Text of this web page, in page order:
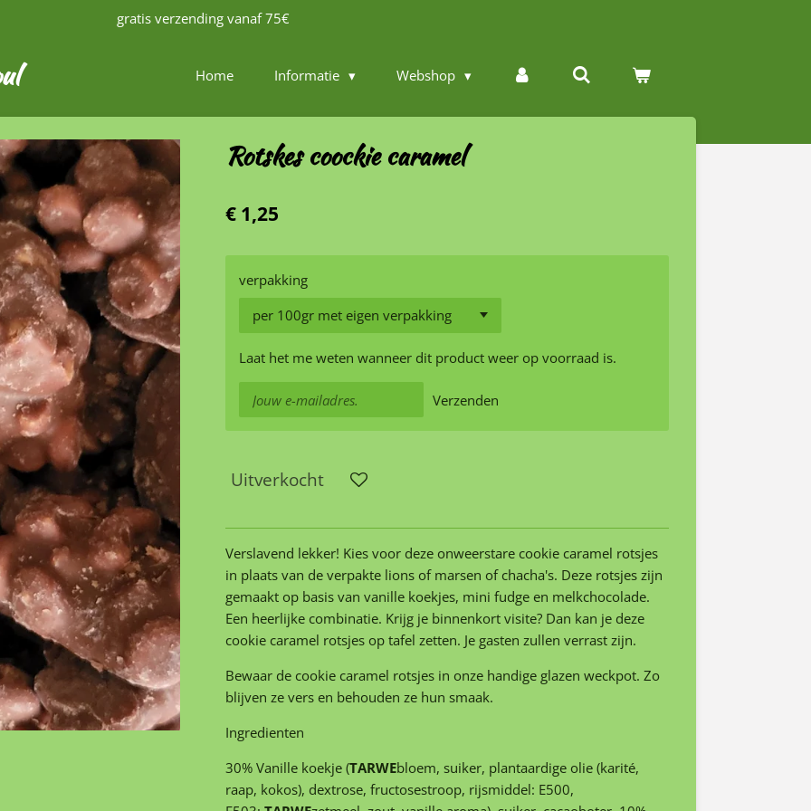
gratis verzending vanaf 75€
Home Informatie Webshop
Rotskes coockie caramel
€ 1,25
verpakking
Laat het me weten wanneer dit product weer op voorraad is.
Verzenden
Uitverkocht
Verslavend lekker! Kies voor deze onweerstare cookie caramel rotsjes
in plaats van de verpakte lions of marsen of chacha's. Deze rotsjes zijn
gemaakt op basis van vanille koekjes, mini fudge en melkchocolade.
Een heerlijke combinatie. Krijg je binnenkort visite? Dan kan je deze
cookie caramel rotsjes op tafel zetten. Je gasten zullen verrast zijn.
Bewaar de cookie caramel rotsjes in onze handige glazen weckpot. Zo
blijven ze vers en behouden ze hun smaak.
Ingredienten
30% Vanille koekje (TARWEbloem, suiker, plantaardige olie (karité,
raap, kokos), dextrose, fructosestroop, rijsmiddel: E500,